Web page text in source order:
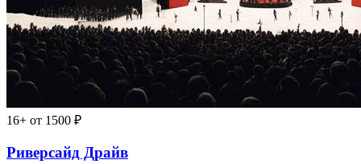
16+ от 1500 ₽
Риверсайд Драйв